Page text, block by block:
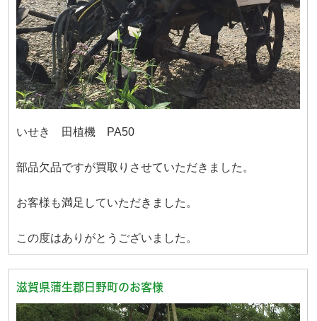
いせき 田植機 PA50
部品欠品ですが買取りさせていただきました。
お客様も満足していただきました。
この度はありがとうございました。
滋賀県蒲生郡日野町のお客様